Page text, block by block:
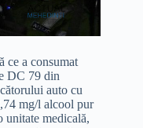
ce a consumat
DC 79 din
auto cu
mg/l alcool pur
unitate medicală,